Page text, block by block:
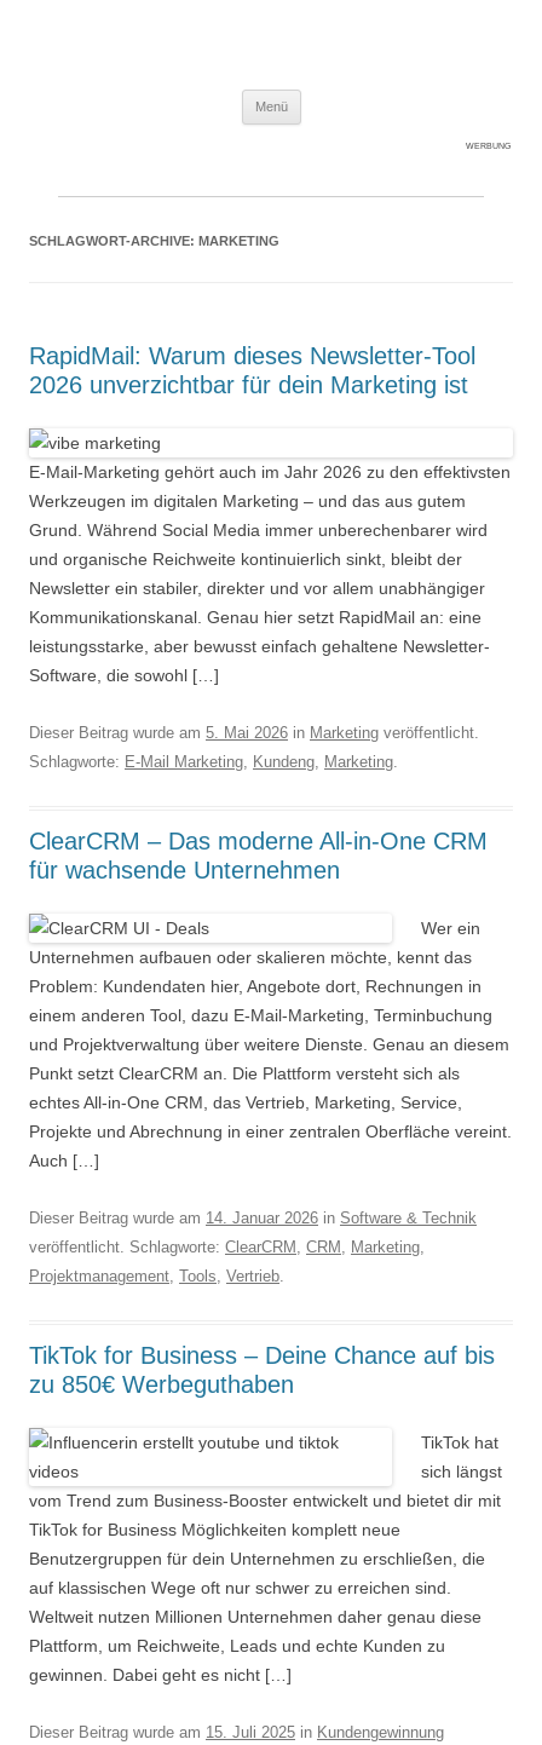
Menü
WERBUNG
SCHLAGWORT-ARCHIVE: MARKETING
RapidMail: Warum dieses Newsletter-Tool
2026 unverzichtbar für dein Marketing ist
E-Mail-Marketing gehört auch im Jahr 2026 zu den effektivsten
Werkzeugen im digitalen Marketing – und das aus gutem
Grund. Während Social Media immer unberechenbarer wird
und organische Reichweite kontinuierlich sinkt, bleibt der
Newsletter ein stabiler, direkter und vor allem unabhängiger
Kommunikationskanal. Genau hier setzt RapidMail an: eine
leistungsstarke, aber bewusst einfach gehaltene Newsletter-
Software, die sowohl […]
Dieser Beitrag wurde am 5. Mai 2026 in Marketing veröffentlicht.
Schlagworte: E-Mail Marketing, Kundeng, Marketing.
ClearCRM – Das moderne All-in-One CRM
für wachsende Unternehmen
Wer ein
Unternehmen aufbauen oder skalieren möchte, kennt das
Problem: Kundendaten hier, Angebote dort, Rechnungen in
einem anderen Tool, dazu E-Mail-Marketing, Terminbuchung
und Projektverwaltung über weitere Dienste. Genau an diesem
Punkt setzt ClearCRM an. Die Plattform versteht sich als
echtes All-in-One CRM, das Vertrieb, Marketing, Service,
Projekte und Abrechnung in einer zentralen Oberfläche vereint.
Auch […]
Dieser Beitrag wurde am 14. Januar 2026 in Software & Technik
veröffentlicht. Schlagworte: ClearCRM , CRM , Marketing,
Projektmanagement, Tools, Vertrieb.
TikTok for Business – Deine Chance auf bis
zu 850€ Werbeguthaben
TikTok hat
sich längst
vom Trend zum Business-Booster entwickelt und bietet dir mit
TikTok for Business Möglichkeiten komplett neue
Benutzergruppen für dein Unternehmen zu erschließen, die
auf klassischen Wege oft nur schwer zu erreichen sind.
Weltweit nutzen Millionen Unternehmen daher genau diese
Plattform, um Reichweite, Leads und echte Kunden zu
gewinnen. Dabei geht es nicht […]
Dieser Beitrag wurde am 15. Juli 2025 in Kundengewinnung